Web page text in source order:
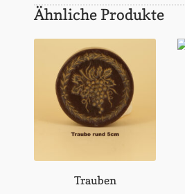
Ähnliche Produkte
Trauben